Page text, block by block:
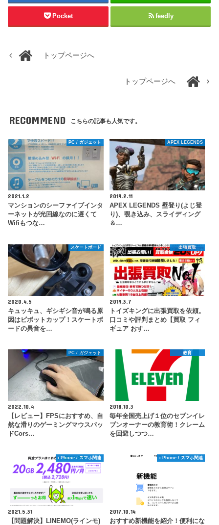
Pocket feedly
トップページへ
トップページへ
RECOMMEND こちらの記事も人気です。
PC / ガジェット
2021.1.2
マンションのシーファイブインタ
ーネットが光回線なのに遅くて
Wifiもつな…
APEX LEGENDS
2019.2.11
APEX LEGENDS 壁登り(よじ登
り)、覗き込み、スライディング
＆…
スケートボード
2020.4.5
キュッキュ、ギシギシ音が鳴る原
因はピボットカップ！スケートボ
ードの異音を…
出張買取
2019.3.7
トイズキングに出張買取を依頼。
口コミや評判まとめ【買取 フィ
ギュア おす…
PC / ガジェット
2022.10.4
【レビュー】FPSにおすすめ、自
然な滑りのゲーミングマウスパッ
ドCors…
教育
2018.10.3
毎年全国売上げ１位のセブンイレ
ブンオーナーの教育術！クレーム
を回避しつつ…
i Phone / スマホ関連
2021.5.31
【問題解決】LINEMO(ラインモ)
i Phone / スマホ関連
2017.10.14
おすすめ新機能を紹介！便利にな